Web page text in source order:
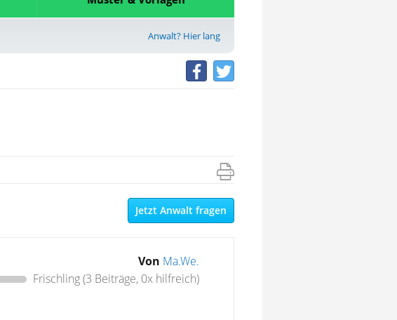
Anwalt? Hier lang
Jetzt Anwalt fragen
Von Ma.We.
Frischling(3 Beiträge, 0x hilfreich)